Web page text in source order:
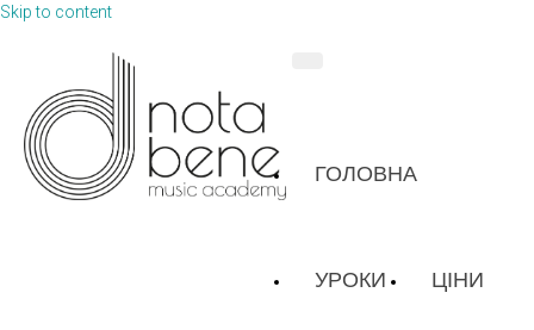
Skip to content
ГОЛОВНА
УРОКИ ЦІНИ